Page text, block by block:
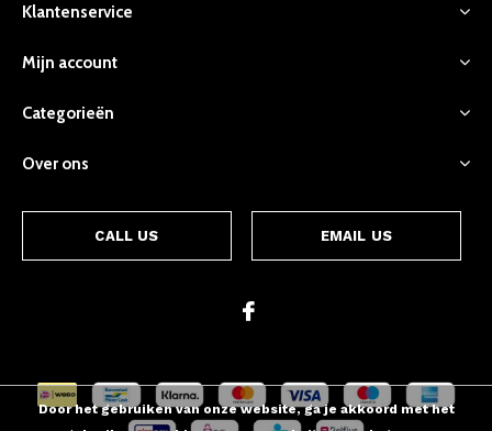
Klantenservice
Mijn account
Categorieën
Over ons
CALL US EMAIL US
Door het gebruiken van onze website, ga je akkoord met het